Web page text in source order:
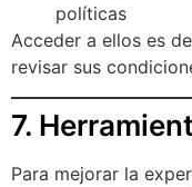
políticas
Acceder a ellos es
revisar sus
7.
Para mejorar la